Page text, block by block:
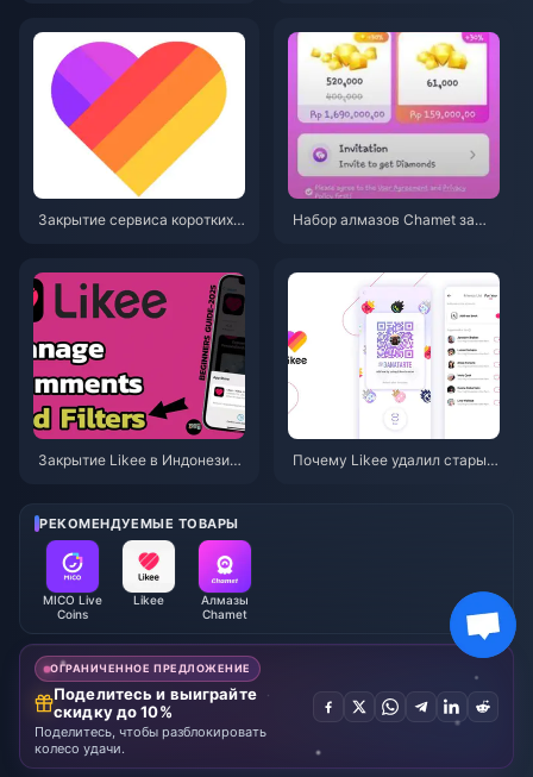
и шанс на успех равен 0%?
г.)
Закрытие сервиса коротких в
е копирование и дальнейшие
действия
Набор алмазов Chamet за
Закрытие Likee в Индонезии
Почему Likee удалил старые
РЕКОМЕНДУЕМЫЕ ТОВАРЫ
MICO Live
Coins
Likee
Алмазы
Chamet
ОГРАНИЧЕННОЕ ПРЕДЛОЖЕНИЕ
Поделитесь и выиграйте
скидку до 10%
Поделитесь, чтобы разблокировать
колесо удачи.